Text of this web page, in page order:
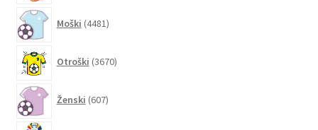
Moški 4481izdelkov
Otroški 3670izdelkov
Ženski 607izdelkov